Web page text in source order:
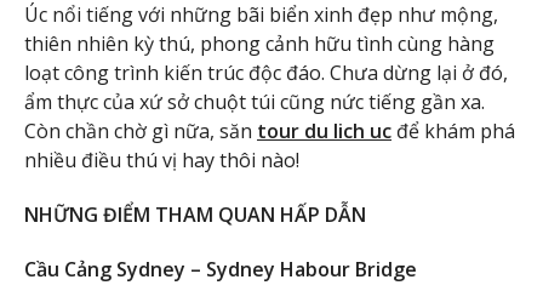
Úc nổi tiếng với những bãi biển xinh đẹp như mộng,
thiên nhiên kỳ thú, phong cảnh hữu tình cùng hàng
loạt công trình kiến trúc độc đáo. Chưa dừng lại ở đó,
ẩm thực của xứ sở chuột túi cũng nức tiếng gần xa.
Còn chần chờ gì nữa, săn tour du lich uc để khám phá
nhiều điều thú vị hay thôi nào!
NHỮNG ĐIỂM THAM QUAN HẤP DẪN
Cầu Cảng Sydney – Sydney Habour Bridge